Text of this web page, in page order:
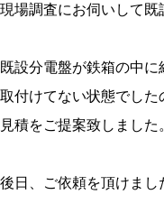
現場調査にお伺いして既
既設分電盤が鉄箱の中
取付けてない状態でし
見積をご提案致しました
後日、ご依頼を頂けまし